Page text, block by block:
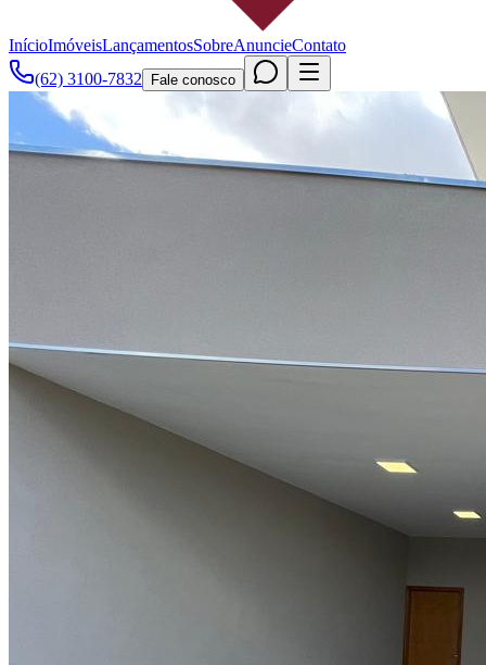
InícioImóveisLançamentosSobreAnuncieContato
(62) 3100-7832
Fale conosco